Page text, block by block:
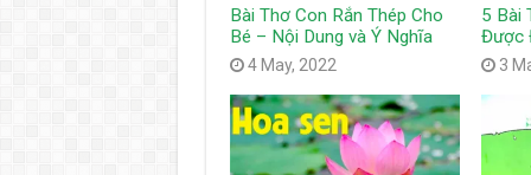
Bài Thơ Con Rắn Thép Cho
Bé – Nội Dung và Ý Nghĩa
4 May, 2022
5 Bài
Được
3